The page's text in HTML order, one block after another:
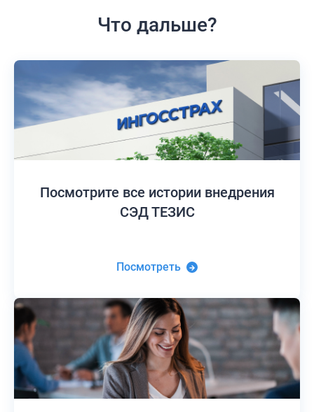
Что дальше?
Посмотрите все историивнедрения
СЭД ТЕЗИС
Посмотреть